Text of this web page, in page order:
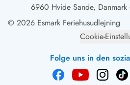
6960 Hvide Sande, Danmark
© 2026 Esmark Feriehusudlejning
Cookie-
Folge uns in den